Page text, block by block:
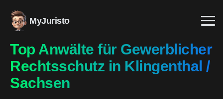
MyJuristo
Top Anwälte für Gewerblicher
Rechtsschutz in Klingenthal /
Sachsen